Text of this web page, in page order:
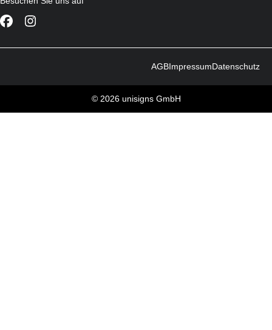
AGBImpressumDatenschutz
© 2026 unisigns GmbH